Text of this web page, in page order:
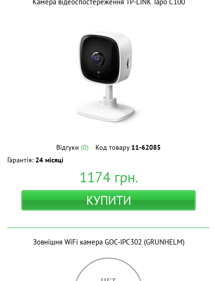
Відгуки (0) Код товару 11-62085
Гарантія: 24 місяці
1174грн.
КУПИТИ
Зовнішня WiFi камера GOC-IPC302 (GRUNHELM)